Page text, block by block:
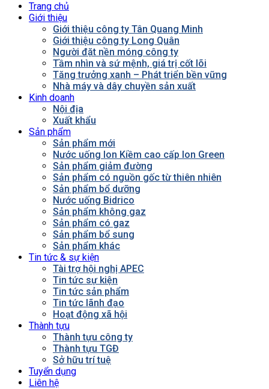
Trang chủ
Giới thiệu
Giới thiệu công ty Tân Quang Minh
Giới thiệu công ty Long Quân
Người đặt nền móng công ty
Tầm nhìn và sứ mệnh, giá trị cốt lõi
Tăng trưởng xanh – Phát triển bền vững
Nhà máy và dây chuyền sản xuất
Kinh doanh
Nội địa
Xuất khẩu
Sản phẩm
Sản phẩm mới
Nước uống Ion Kiềm cao cấp Ion Green
Sản phẩm giảm đường
Sản phẩm có nguồn gốc từ thiên nhiên
Sản phẩm bổ dưỡng
Nước uống Bidrico
Sản phẩm không gaz
Sản phẩm có gaz
Sản phẩm bổ sung
Sản phẩm khác
Tin tức & sự kiện
Tài trợ hội nghị APEC
Tin tức sự kiện
Tin tức sản phẩm
Tin tức lãnh đạo
Hoạt động xã hội
Thành tựu
Thành tựu công ty
Thành tựu TGĐ
Sở hữu trí tuệ
Tuyển dụng
Liên hệ